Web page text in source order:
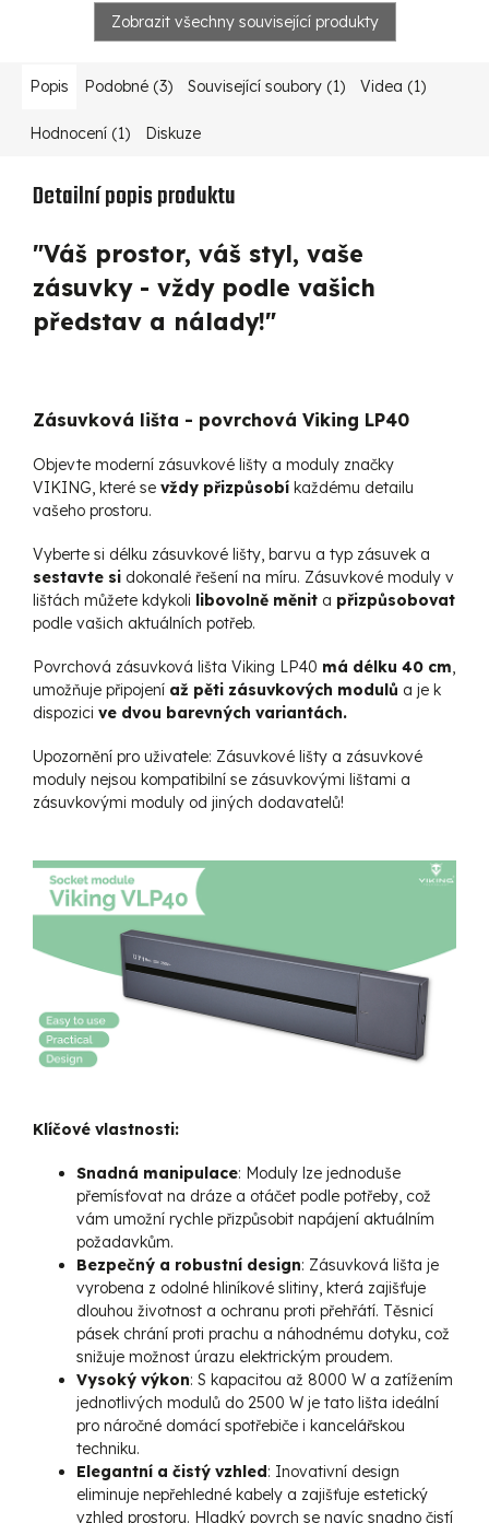
Zobrazit všechny související produkty
Popis Podobné (3) Související soubory (1) Videa (1)
Hodnocení (1) Diskuze
Detailní popis produktu
"Váš prostor, váš styl, vaše
zásuvky - vždy podle vašich
představ a nálady!"
Zásuvková lišta - povrchová Viking LP40
Objevte moderní zásuvkové lišty a moduly značky
VIKING, které se vždy přizpůsobí každému detailu
vašeho prostoru.
Vyberte si délku zásuvkové lišty, barvu a typ zásuvek a
sestavte si dokonalé řešení na míru. Zásuvkové moduly v
lištách můžete kdykoli libovolně měnit a přizpůsobovat
podle vašich aktuálních potřeb.
Povrchová zásuvková lišta Viking LP40 má délku 40 cm,
umožňuje připojení až pěti zásuvkových modulů a je k
dispozici ve dvou barevných variantách.
Upozornění pro uživatele: Zásuvkové lišty a zásuvkové
moduly nejsou kompatibilní se zásuvkovými lištami a
zásuvkovými moduly od jiných dodavatelů!
Klíčové vlastnosti:
Snadná manipulace: Moduly lze jednoduše
přemísťovat na dráze a otáčet podle potřeby, což
vám umožní rychle přizpůsobit napájení aktuálním
požadavkům.
Bezpečný a robustní design: Zásuvková lišta je
vyrobena z odolné hliníkové slitiny, která zajišťuje
dlouhou životnost a ochranu proti přehřátí. Těsnicí
pásek chrání proti prachu a náhodnému dotyku, což
snižuje možnost úrazu elektrickým proudem.
Vysoký výkon: S kapacitou až 8000 W a zatížením
jednotlivých modulů do 2500 W je tato lišta ideální
pro náročné domácí spotřebiče i kancelářskou
techniku.
Elegantní a čistý vzhled: Inovativní design
eliminuje nepřehledné kabely a zajišťuje estetický
vzhled prostoru. Hladký povrch se navíc snadno čistí